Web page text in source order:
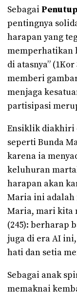
Sebagai Penutup
pentingnya
harapan yang
memperhatikan
di atasnya”
memberi
menjaga
partisipasi
Ensiklik diakhiri
seperti Bunda
karena ia
keluhuran
harapan akan
Maria ini adalah
Maria, mari kita
(245): berharap
juga di era AI
hati dan setia
Sebagai anak
memaknai